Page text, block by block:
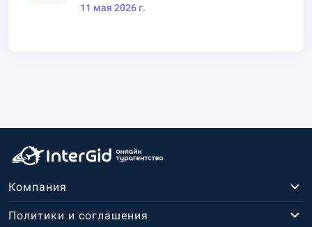
11 мая 2026 г.
Компания
Политики и соглашения